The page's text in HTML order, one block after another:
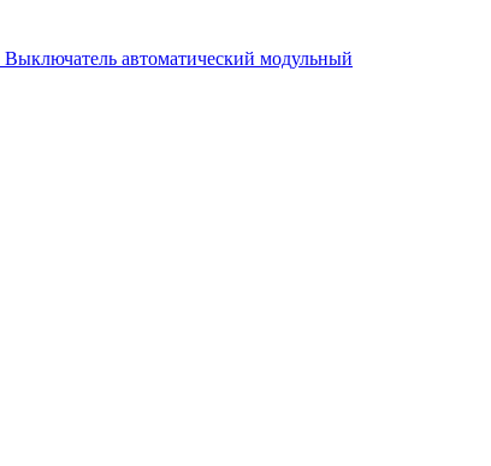
Выключатель автоматический модульный